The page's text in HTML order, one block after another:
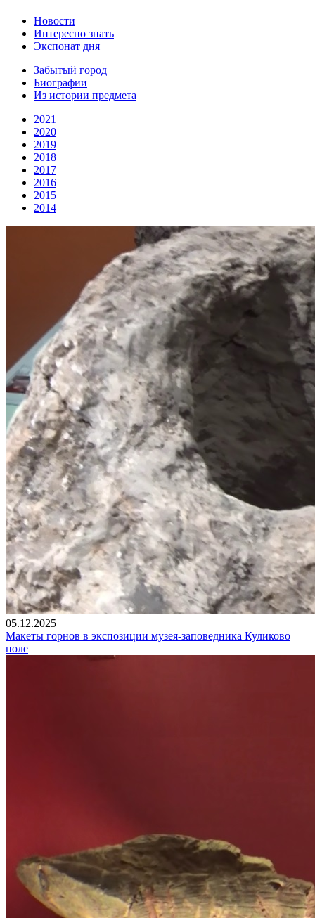
Новости
Интересно знать
Экспонат дня
Забытый город
Биографии
Из истории предмета
2021
2020
2019
2018
2017
2016
2015
2014
05.12.2025
Макеты горнов в экспозиции музея-заповедника Куликово
поле